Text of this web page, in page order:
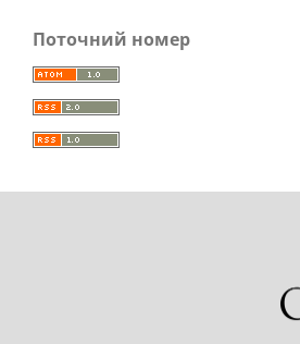
Поточний номер